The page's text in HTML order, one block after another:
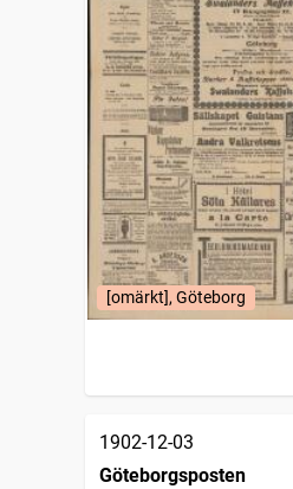
[omärkt], Göteborg
1902-12-03
Göteborgsposten